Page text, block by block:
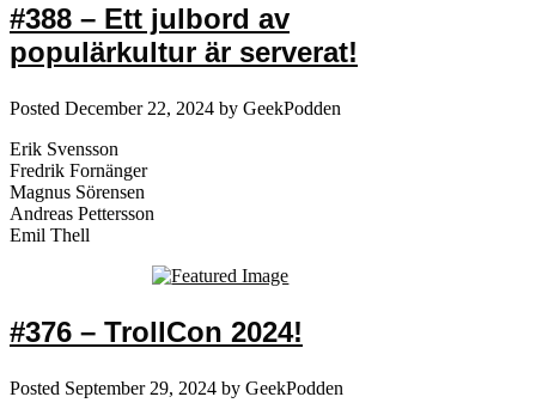
#388 – Ett julbord av
populärkultur är serverat!
Posted December 22, 2024 by GeekPodden
Erik Svensson
Fredrik Fornänger
Magnus Sörensen
Andreas Pettersson
Emil Thell
#376 – TrollCon 2024!
Posted September 29, 2024 by GeekPodden